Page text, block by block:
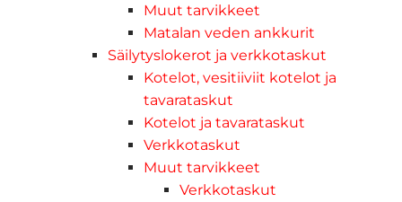
Muut tarvikkeet
Matalan veden ankkurit
Säilytyslokerot ja verkkotaskut
Kotelot, vesitiiviit kotelot ja
tavarataskut
Kotelot ja tavarataskut
Verkkotaskut
Muut tarvikkeet
Verkkotaskut